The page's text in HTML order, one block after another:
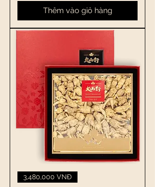
Thêm vào giỏ hàng
3,480,000 VNĐ